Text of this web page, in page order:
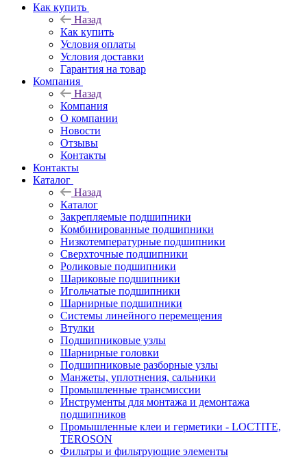
Как купить
Назад
Как купить
Условия оплаты
Условия доставки
Гарантия на товар
Компания
Назад
Компания
О компании
Новости
Отзывы
Контакты
Контакты
Каталог
Назад
Каталог
Закрепляемые подшипники
Комбинированные подшипники
Низкотемпературные подшипники
Сверхточные подшипники
Роликовые подшипники
Шариковые подшипники
Игольчатые подшипники
Шарнирные подшипники
Системы линейного перемещения
Втулки
Подшипниковые узлы
Шарнирные головки
Подшипниковые разборные узлы
Манжеты, уплотнения, сальники
Промышленные трансмиссии
Инструменты для монтажа и демонтажа
подшипников
Промышленные клеи и герметики - LOCTITE,
TEROSON
Фильтры и фильтрующие элементы